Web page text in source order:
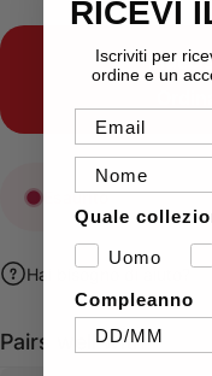
Esaurito
Hai bisogno di aiuto?
Pairs well with
RICEVI
Iscriviti per
ordine e un
Email
Nome
Quale
Uomo
Compleanno